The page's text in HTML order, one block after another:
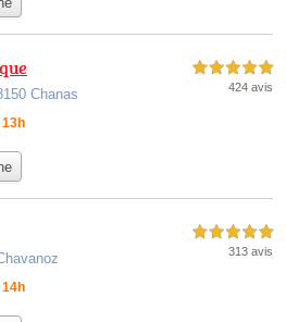
Chanas
5,0 étoiles sur 5
424 avis
5,0 étoiles sur 5
313 avis